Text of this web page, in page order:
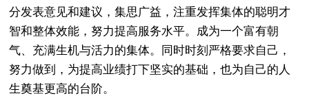
分发表意见和建议，集思广益，注重发挥集体的聪明才
智和整体效能，努力提高服务水平。成为一个富有朝
气、充满生机与活力的集体。同时时刻严格要求自己，
努力做到，为提高业绩打下坚实的基础，也为自己的人
生奠基更高的台阶。